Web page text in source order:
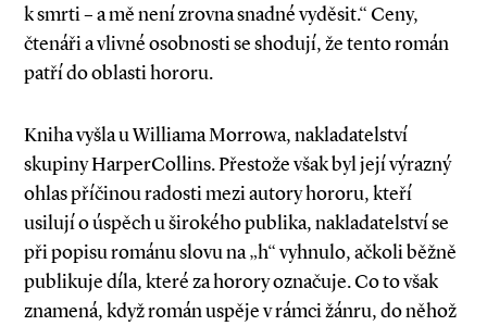
k smrti – a mě není zrovna snadné vyděsit.“ Ceny,
čtenáři a vlivné osobnosti se shodují, že tento román
patří do oblasti hororu.
Kniha vyšla u Williama Morrowa, nakladatelství
skupiny HarperCollins. Přestože však byl její výrazný
ohlas příčinou radosti mezi autory hororu, kteří
usilují o úspěch u širokého publika, nakladatelství se
při popisu románu slovu na „h“ vyhnulo, ačkoli běžně
publikuje díla, které za horory označuje. Co to však
znamená, když román uspěje v rámci žánru, do něhož